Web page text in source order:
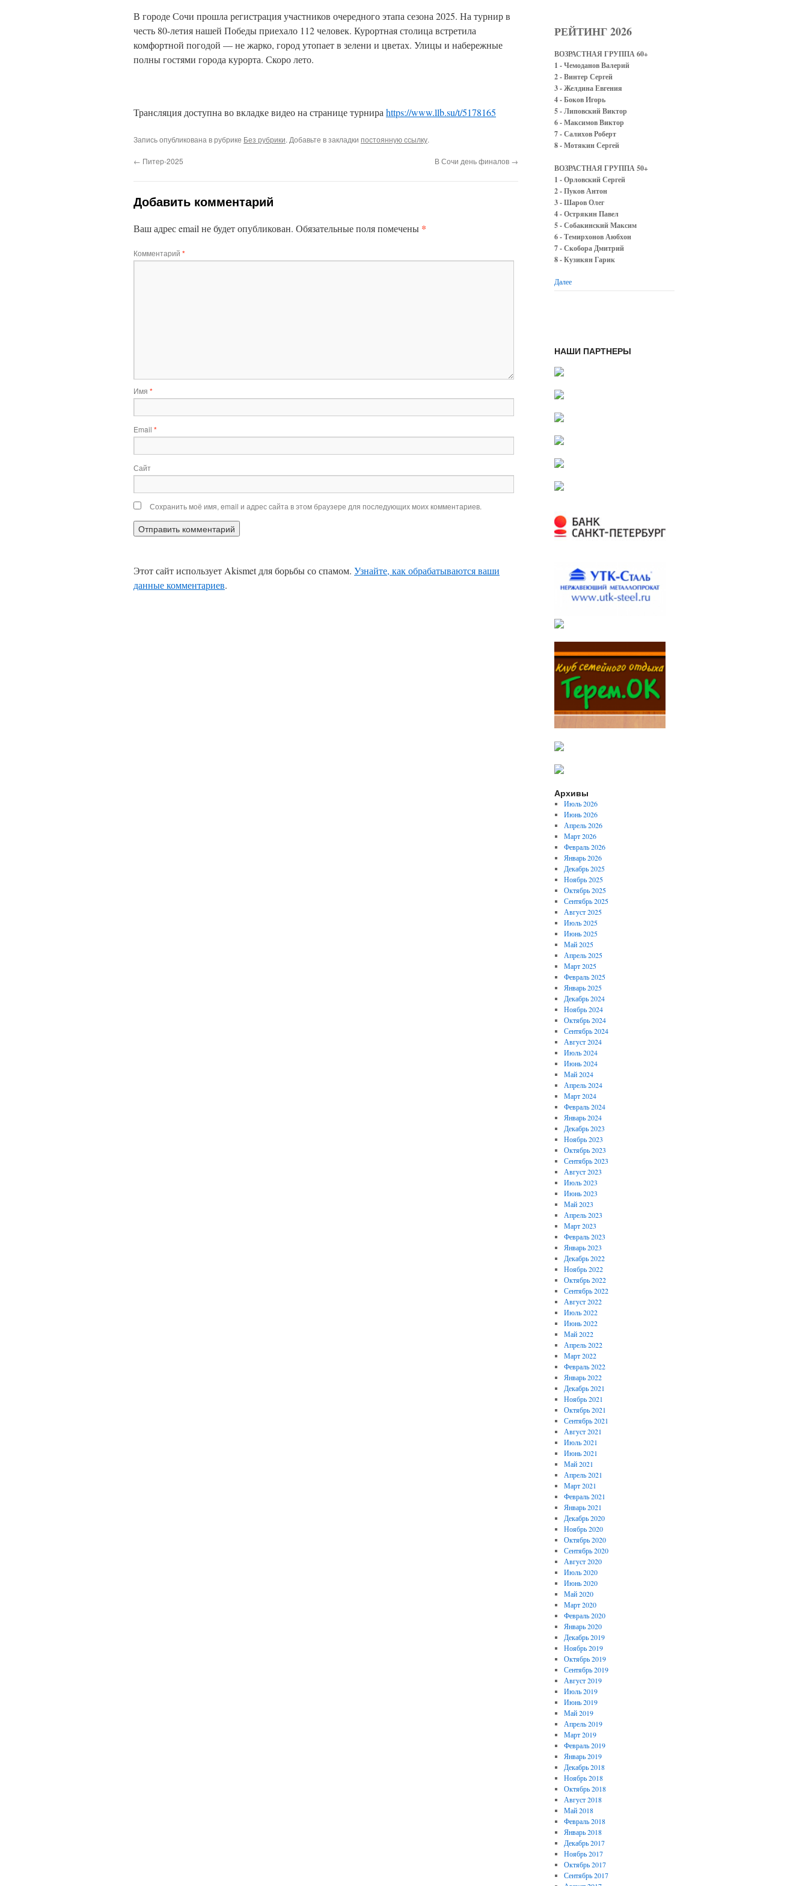
В городе Сочи прошла регистрация участников очередного этапа сезона 2025. На турнир в
честь 80-летия нашей Победы приехало 112 человек. Курортная столица встретила
комфортной погодой — не жарко, город утопает в зелени и цветах. Улицы и набережные
полны гостями города курорта. Скоро лето.
Трансляция доступна во вкладке видео на странице турнира https://www.llb.su/t/5178165
Запись опубликована в рубрике Без рубрики. Добавьте в закладки постоянную ссылку.
← Питер-2025 В Сочи день финалов →
Добавить комментарий
Ваш адрес email не будет опубликован. Обязательные поля помечены *
Комментарий *
Имя *
Email *
Сайт
Сохранить моё имя, email и адрес сайта в этом браузере для последующих моих комментариев.
Этот сайт использует Akismet для борьбы со спамом. Узнайте, как обрабатываются ваши
данные комментариев.
РЕЙТИНГ 2026
ВОЗРАСТНАЯ ГРУППА 60+
1 - Чемоданов Валерий
2 - Винтер Сергей
3 - Желдина Евгения
4 - Боков Игорь
5 - Липовский Виктор
6 - Максимов Виктор
7 - Салихов Роберт
8 - Мотякин Сергей
ВОЗРАСТНАЯ ГРУППА 50+
1 - Орловский Сергей
2 - Пуков Антон
3 - Шаров Олег
4 - Острякин Павел
5 - Собакинский Максим
6 - Темирхонов Аюбхон
7 - Скобора Дмитрий
8 - Кузикян Гарик
Далее
НАШИ ПАРТНЕРЫ
Архивы
Июль 2026
Июнь 2026
Апрель 2026
Март 2026
Февраль 2026
Январь 2026
Декабрь 2025
Ноябрь 2025
Октябрь 2025
Сентябрь 2025
Август 2025
Июль 2025
Июнь 2025
Май 2025
Апрель 2025
Март 2025
Февраль 2025
Январь 2025
Декабрь 2024
Ноябрь 2024
Октябрь 2024
Сентябрь 2024
Август 2024
Июль 2024
Июнь 2024
Май 2024
Апрель 2024
Март 2024
Февраль 2024
Январь 2024
Декабрь 2023
Ноябрь 2023
Октябрь 2023
Сентябрь 2023
Август 2023
Июль 2023
Июнь 2023
Май 2023
Апрель 2023
Март 2023
Февраль 2023
Январь 2023
Декабрь 2022
Ноябрь 2022
Октябрь 2022
Сентябрь 2022
Август 2022
Июль 2022
Июнь 2022
Май 2022
Апрель 2022
Март 2022
Февраль 2022
Январь 2022
Декабрь 2021
Ноябрь 2021
Октябрь 2021
Сентябрь 2021
Август 2021
Июль 2021
Июнь 2021
Май 2021
Апрель 2021
Март 2021
Февраль 2021
Январь 2021
Декабрь 2020
Ноябрь 2020
Октябрь 2020
Сентябрь 2020
Август 2020
Июль 2020
Июнь 2020
Май 2020
Март 2020
Февраль 2020
Январь 2020
Декабрь 2019
Ноябрь 2019
Октябрь 2019
Сентябрь 2019
Август 2019
Июль 2019
Июнь 2019
Май 2019
Апрель 2019
Март 2019
Февраль 2019
Январь 2019
Декабрь 2018
Ноябрь 2018
Октябрь 2018
Август 2018
Май 2018
Февраль 2018
Январь 2018
Декабрь 2017
Ноябрь 2017
Октябрь 2017
Сентябрь 2017